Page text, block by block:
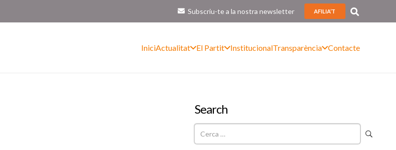
Subscriu-te a la nostra newsletter AFILIA’T
IniciActualitat El Partit InstitucionalTransparència Contacte
Search